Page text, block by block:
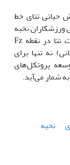
حیاتی تتای خط
ورزشکاران نخبه
تأیید می‌کند. موفقیت در پرتاب آزاد، با تقویت تتا در نقطه Fz
نه تنها برای
پروتکل‌های
شمار می‌آید.
نخیه